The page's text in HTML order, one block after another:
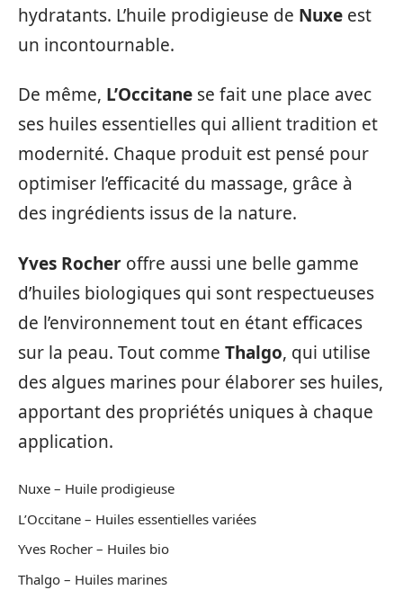
hydratants. L’huile prodigieuse de Nuxe est
un incontournable.
De même, L’Occitane se fait une place avec
ses huiles essentielles qui allient tradition et
modernité. Chaque produit est pensé pour
optimiser l’efficacité du massage, grâce à
des ingrédients issus de la nature.
Yves Rocher offre aussi une belle gamme
d’huiles biologiques qui sont respectueuses
de l’environnement tout en étant efficaces
sur la peau. Tout comme Thalgo, qui utilise
des algues marines pour élaborer ses huiles,
apportant des propriétés uniques à chaque
application.
Nuxe – Huile prodigieuse
L’Occitane – Huiles essentielles variées
Yves Rocher – Huiles bio
Thalgo – Huiles marines